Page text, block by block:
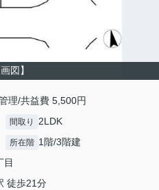
図】
理/共益費 5,500円
間取り 2LDK
所在階 1階/3階建
目
徒歩21分